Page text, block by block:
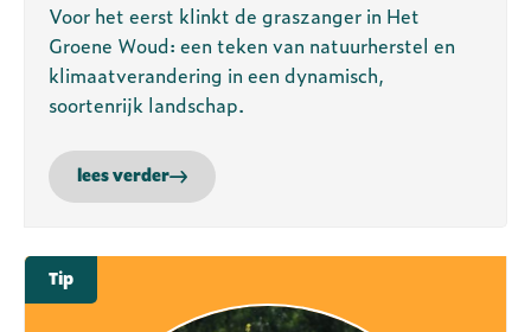
Voor het eerst klinkt de graszanger in Het
Groene Woud: een teken van natuurherstel en
klimaatverandering in een dynamisch,
soortenrijk landschap.
lees verder
Tip